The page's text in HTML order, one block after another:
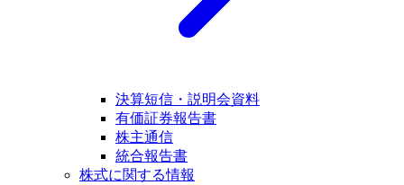
決算短信・説明会資料
有価証券報告書
株主通信
統合報告書
株式に関する情報